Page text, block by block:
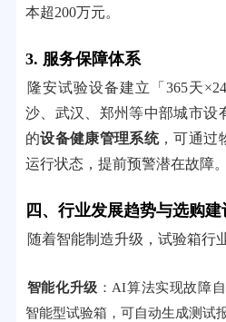
本超200万元。
3. 服务保障体系
隆安试验设备建立「365天
沙、武汉、郑州等中部城市设
的设备健康管理系统，可通过
运行状态，提前预警潜在故障。
四、行业发展趋势与选购建
随着智能制造升级，试验箱行
智能化升级 ：AI算法实现故障
智能型试验箱，可自动生成测试